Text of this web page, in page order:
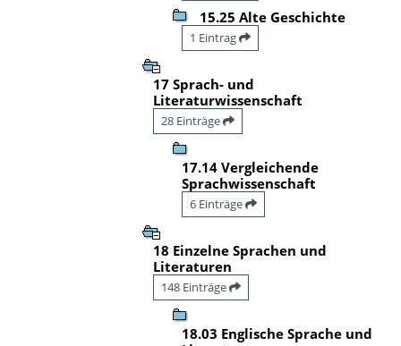
15.25 Alte Geschichte
1 Eintrag
17 Sprach- und
Literaturwissenschaft
28 Einträge
17.14 Vergleichende
Sprachwissenschaft
6 Einträge
18 Einzelne Sprachen und
Literaturen
148 Einträge
18.03 Englische Sprache und